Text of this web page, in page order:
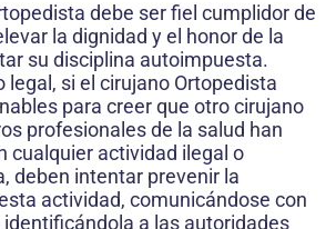
debe ser fiel cumplidor de
la dignidad y el honor de la
su disciplina autoimpuesta.
legal, si el cirujano Ortopedista
para creer que otro cirujano
profesionales de la salud han
cualquier actividad ilegal o
deben intentar prevenir la
actividad, comunicándose con
a las autoridades